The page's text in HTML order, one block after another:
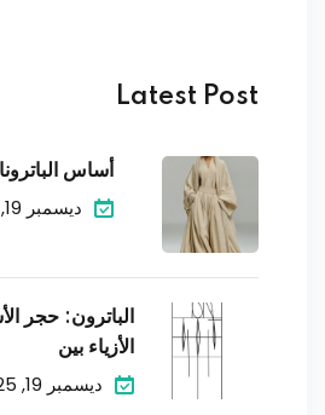
Latest Post
أساس
ديسمبر 19, 2025
الباترون: حجر
الأزياء بين
ديسمبر 19, 2025